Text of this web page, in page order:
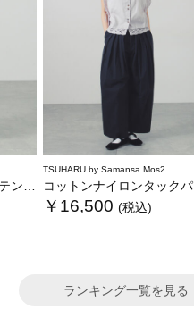
ンツ
TSUHARU by Samansa Mos2
コットンナイロンタックパンツ
￥16,500 (税込)
ランキング一覧を見る